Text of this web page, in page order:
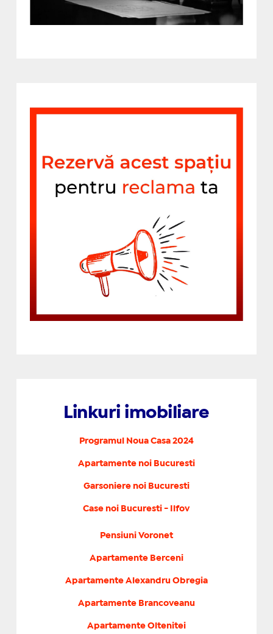
Linkuri imobiliare
Programul Noua Casa 2024
Apartamente noi Bucuresti
Garsoniere noi Bucuresti
Case noi Bucuresti - Ilfov
Pensiuni Voronet
Apartamente Berceni
Apartamente Alexandru Obregia
Apartamente Brancoveanu
Apartamente Oltenitei